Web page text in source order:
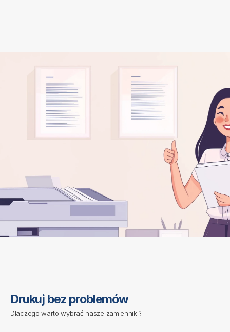
Drukuj bez problemów
Dlaczego warto wybrać nasze zamienniki?